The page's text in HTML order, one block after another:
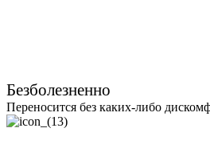
Безболезненно
Переносится без каких-либо